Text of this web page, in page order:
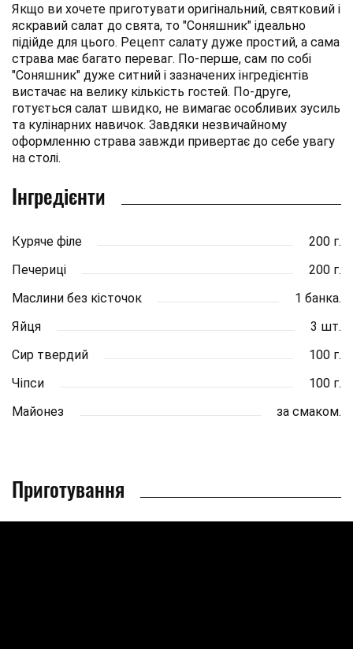
Якщо ви хочете приготувати оригінальний, святковий і
яскравий салат до свята, то "Соняшник" ідеально
підійде для цього. Рецепт салату дуже простий, а сама
страва має багато переваг. По-перше, сам по собі
"Соняшник" дуже ситний і зазначених інгредієнтів
вистачає на велику кількість гостей. По-друге,
готується салат швидко, не вимагає особливих зусиль
та кулінарних навичок. Завдяки незвичайному
оформленню страва завжди привертає до себе увагу
на столі.
Інгредієнти
Куряче філе
200 г.
Печериці
200 г.
Маслини без кісточок
1 банка.
Яйця
3 шт.
Сир твердий
100 г.
Чіпси
100 г.
Майонез
за смаком.
Приготування